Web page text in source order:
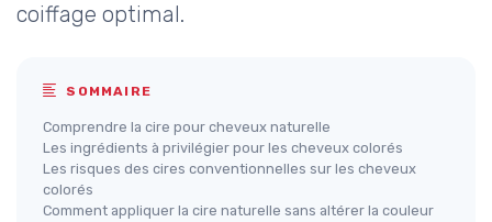
coiffage optimal.
SOMMAIRE
Comprendre la cire pour cheveux naturelle
Les ingrédients à privilégier pour les cheveux colorés
Les risques des cires conventionnelles sur les cheveux
colorés
Comment appliquer la cire naturelle sans altérer la couleur